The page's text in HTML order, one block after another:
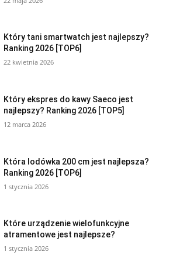
Który tani smartwatch jest najlepszy?
Ranking 2026 [TOP6]
22 kwietnia 2026
Który ekspres do kawy Saeco jest
najlepszy? Ranking 2026 [TOP5]
12 marca 2026
Która lodówka 200 cm jest najlepsza?
Ranking 2026 [TOP6]
1 stycznia 2026
Które urządzenie wielofunkcyjne
atramentowe jest najlepsze?
1 stycznia 2026